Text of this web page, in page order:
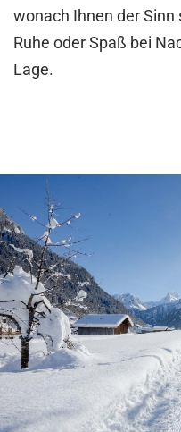
wonach Ihnen der
Ruhe oder Spaß bei
Lage.